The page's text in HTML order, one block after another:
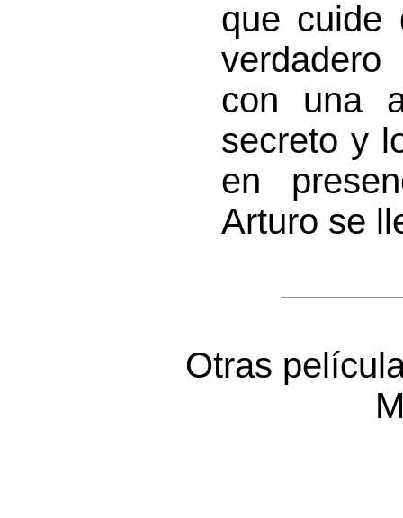
que cuide
con una
secreto y
en
Arturo se
Otras